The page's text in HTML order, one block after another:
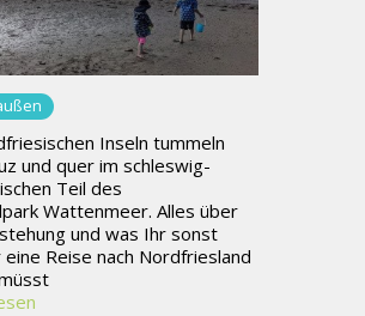
Inseln tummeln
und quer im schleswig-
Teil des
Wattenmeer. Alles über
und was Ihr sonst
eine Reise nach Nordfriesland